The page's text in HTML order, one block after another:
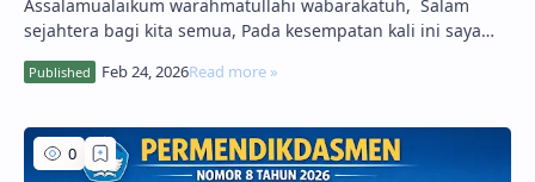
Assalamualaikum warahmatullahi wabarakatuh, Salam
sejahtera bagi kita semua, Pada kesempatan kali ini saya